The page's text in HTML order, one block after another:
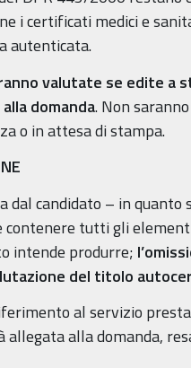
i certificati medici e
autenticata.
valutate se edite a
domanda. Non
o in attesa di stampa.
dal candidato – in
contenere tutti gli
intende produrre;
del titolo
al servizio
alla domanda,